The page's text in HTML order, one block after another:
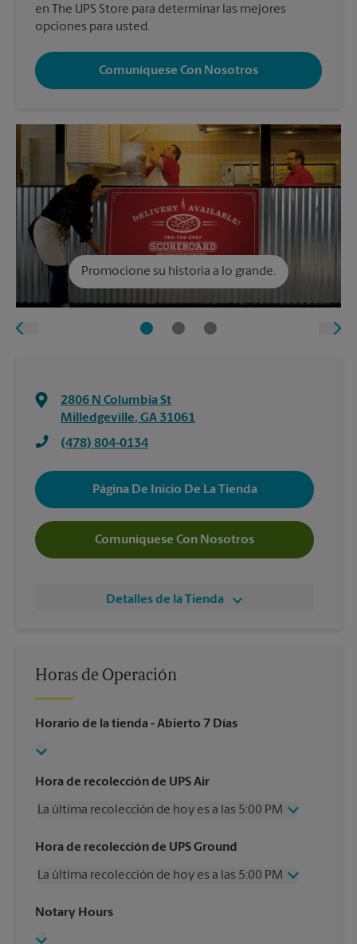
en The UPS Store para determinar las mejores
opciones para usted.
Comuníquese Con Nosotros
Promocione su historia a lo grande.
2806 N Columbia St
Milledgeville, GA 31061
(478) 804-0134
Página De Inicio De La Tienda
Comuníquese Con Nosotros
Detalles de la Tienda
Horas de Operación
Horario de la tienda - Abierto 7 Días
Hora de recolección de UPS Air
La última recolección de hoy es a las 5:00 PM
Miércoles
5:00 PM
Viernes
5:00 PM
Domingo
Hora de recolección de UPS Ground
La última recolección de hoy es a las 5:00 PM
Miércoles
Notary Hours